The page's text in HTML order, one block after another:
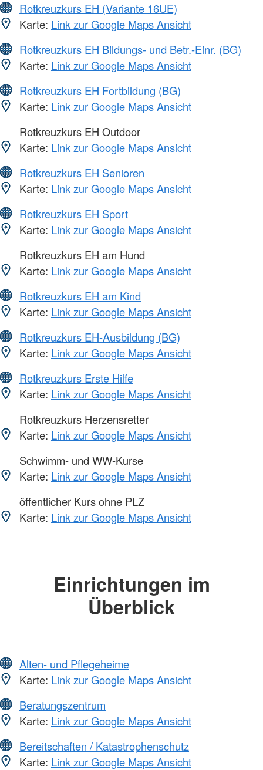
Rotkreuzkurs EH (Variante 16UE)
Karte: Link zur Google Maps Ansicht
Rotkreuzkurs EH Bildungs- und Betr.-Einr. (BG)
Karte: Link zur Google Maps Ansicht
Rotkreuzkurs EH Fortbildung (BG)
Karte: Link zur Google Maps Ansicht
Rotkreuzkurs EH Outdoor
Karte: Link zur Google Maps Ansicht
Rotkreuzkurs EH Senioren
Karte: Link zur Google Maps Ansicht
Rotkreuzkurs EH Sport
Karte: Link zur Google Maps Ansicht
Rotkreuzkurs EH am Hund
Karte: Link zur Google Maps Ansicht
Rotkreuzkurs EH am Kind
Karte: Link zur Google Maps Ansicht
Rotkreuzkurs EH-Ausbildung (BG)
Karte: Link zur Google Maps Ansicht
Rotkreuzkurs Erste Hilfe
Karte: Link zur Google Maps Ansicht
Rotkreuzkurs Herzensretter
Karte: Link zur Google Maps Ansicht
Schwimm- und WW-Kurse
Karte: Link zur Google Maps Ansicht
öffentlicher Kurs ohne PLZ
Karte: Link zur Google Maps Ansicht
Einrichtungen im
Überblick
Alten- und Pflegeheime
Karte: Link zur Google Maps Ansicht
Beratungszentrum
Karte: Link zur Google Maps Ansicht
Bereitschaften / Katastrophenschutz
Karte: Link zur Google Maps Ansicht